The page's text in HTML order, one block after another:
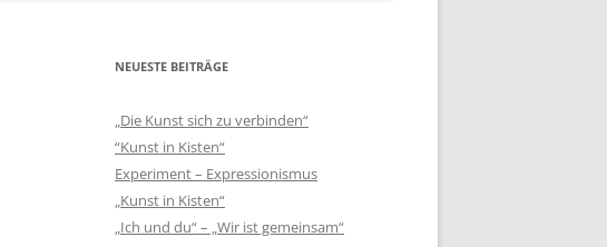
NEUESTE BEITRÄGE
„Die Kunst sich zu verbinden“
“Kunst in Kisten“
Experiment – Expressionismus
„Kunst in Kisten“
„Ich und du“ – „Wir ist gemeinsam“